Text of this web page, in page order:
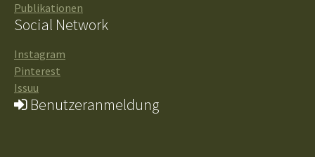
Publikationen
Social Network
Instagram
Pinterest
Issuu
Benutzeranmeldung